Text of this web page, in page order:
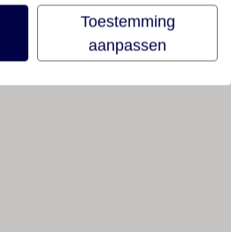
Toestemming
aanpassen